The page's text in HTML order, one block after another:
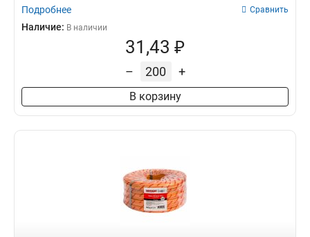
Подробнее Сравнить
Наличие: В наличии
31,43 ₽
– +
В корзину